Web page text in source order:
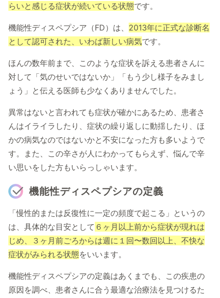
らいと感じる症状が続いている状態です。
機能性ディスペプシア（FD）は、 2013年に正式な診断名
として認可された、いわば新しい病気です。
ほんの数年前まで、このような症状を訴える患者さんに
対して「気のせいではないか」「もう少し様子をみまし
ょう」と伝える医師も少なくありませんでした。
異常はないと言われても症状が確かにあるため、患者さ
んはイライラしたり、症状の繰り返しに動揺したり、ほ
かの病気なのではないかと不安になった方も多いようで
す。また、この辛さが人にわかってもらえず、悩んで辛
い思いをした方もいらっしゃいます。
機能性ディスペプシアの定義
「慢性的または反復性に一定の頻度で起こる」というの
は、具体的な目安として ６ヶ月以上前から症状が現れは
じめ、３ヶ月前ごろからは週に１回〜数回以上、不快な
症状がみられる状態をいいます。
機能性ディスペプシアの定義はあくまでも、この疾患の
原因を調べ、患者さんに合う最適な治療法を見つけるた